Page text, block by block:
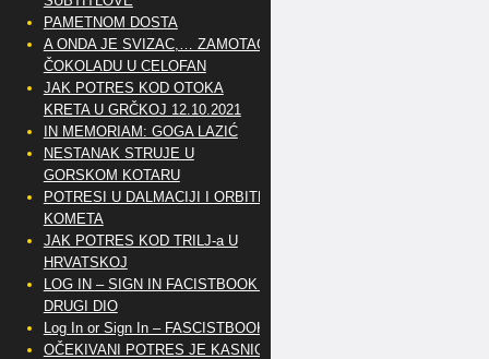
PAMETNOM DOSTA
A ONDA JE SVIZAC,… ZAMOTAO
ČOKOLADU U CELOFAN
JAK POTRES KOD OTOKA
KRETA U GRČKOJ 12.10.2021
IN MEMORIAM: GOGA LAZIĆ
NESTANAK STRUJE U
GORSKOM KOTARU
POTRESI U DALMACIJI I ORBITE
KOMETA
JAK POTRES KOD TRILJ-a U
HRVATSKOJ
LOG IN – SIGN IN FACISTBOOK –
DRUGI DIO
Log In or Sign In – FASCISTBOOK
OČEKIVANI POTRES JE KASNIO